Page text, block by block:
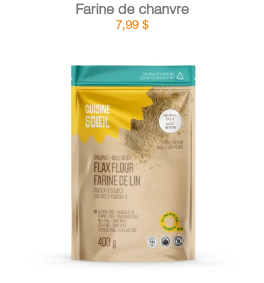
Farine de chanvre
7,99 $
AJOUTER AU PANIER /